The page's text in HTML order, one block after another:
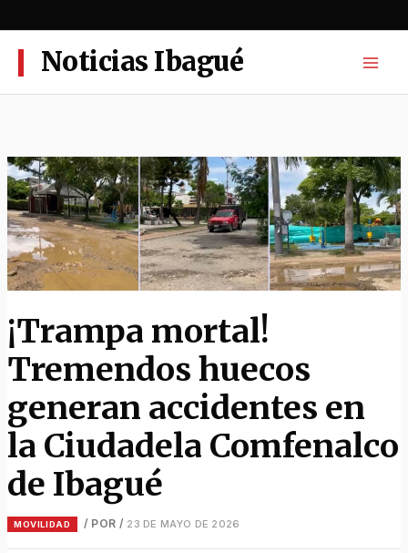
al
contenidoNoticias Ibagué
¡Trampa mortal!
Tremendos huecos
generan accidentes en
la Ciudadela Comfenalco
de Ibagué
MOVILIDAD / POR / 23 DE MAYO DE 2026